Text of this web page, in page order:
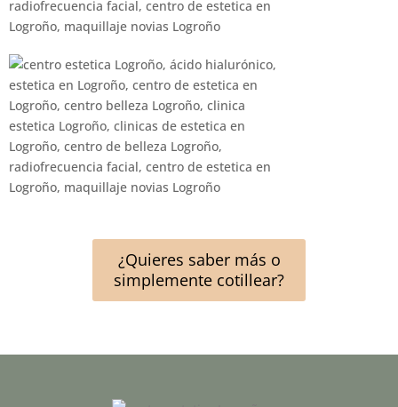
¿Quieres saber más o
simplemente cotillear?